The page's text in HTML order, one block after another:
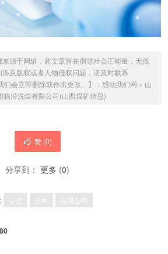
来源于网络，此文章旨在倡导社会正能量，无低
及版权或者人物侵权问题，请及时联系
会立即删除或作出更改。】： 感动我们网 » 山
临汾洗煤有限公司(山西煤矿信息)
赞 (0)
分享到： 更多 (0)
有限公司